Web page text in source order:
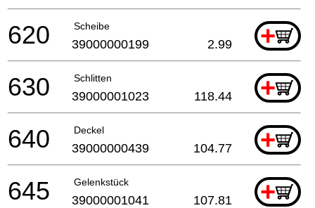
Scheibe +
620 39000000199 2.99
Schlitten +
630 39000001023 118.44
Deckel +
640 39000000439 104.77
Gelenkstück +
645 39000001041 107.81